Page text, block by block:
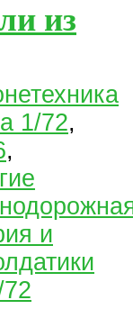
из
1/72,
,
и